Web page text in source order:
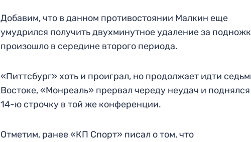
Добавим, что в данном противостоянии Малкин еще
умудрился получить двухминутное удаление за
произошло в середине второго периода.
«Питтсбург» хоть и проиграл, но продолжает идти
Востоке, «Монреаль» прервал череду неудач и
14-ю строчку в той же конференции.
Отметим, ранее «КП Спорт» писал о том, что